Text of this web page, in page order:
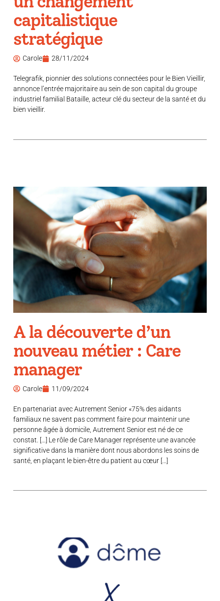
capitalistique
stratégique
Carole 28/11/2024
Telegrafik, pionnier des solutions connectées pour le Bien Vieillir,
annonce l’entrée majoritaire au sein de son capital du groupe
industriel familial Bataille, acteur clé du secteur de la santé et du
bien vieillir.
A la découverte d’un
nouveau métier : Care
manager
Carole 11/09/2024
En partenariat avec Autrement Senior «75% des aidants
familiaux ne savent pas comment faire pour maintenir une
personne âgée à domicile, Autrement Senior est né de ce
constat. […] Le rôle de Care Manager représente une avancée
significative dans la manière dont nous abordons les soins de
santé, en plaçant le bien-être du patient au cœur […]